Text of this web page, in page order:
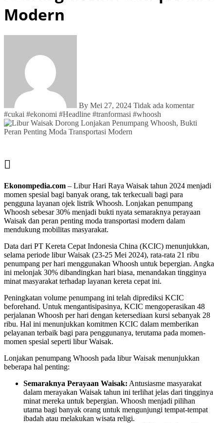
Modern
By Mei 27, 2024 Tidak ada komentar
#cukai #ekonomi #Headline #tranformasi #whoosh
Ekonompedia.com – Libur Hari Raya Waisak tahun 2024 menjadi
momen spesial bagi banyak orang, tak terkecuali bagi para
pengguna layanan ojek listrik Whoosh. Lonjakan penumpang
Whoosh sebesar 30% menjadi bukti nyata semaraknya perayaan
Waisak dan peran penting moda transportasi modern dalam
mendukung mobilitas masyarakat.
Data dari PT Kereta Cepat Indonesia China (KCIC) menunjukkan,
selama periode libur Waisak (23-25 Mei 2024), rata-rata 21 ribu
penumpang per hari menggunakan Whoosh untuk bepergian. Angka
ini melonjak 30% dibandingkan hari biasa, menandakan tingginya
minat masyarakat terhadap layanan kereta cepat ini.
Peningkatan volume penumpang ini telah diprediksi KCIC
beforehand. Untuk mengantisipasinya, KCIC mengoperasikan 48
perjalanan Whoosh per hari dengan ketersediaan kursi sebanyak 28
ribu. Hal ini menunjukkan komitmen KCIC dalam memberikan
pelayanan terbaik bagi para penggunanya, terutama pada momen-
momen spesial seperti libur Waisak.
Lonjakan penumpang Whoosh pada libur Waisak menunjukkan
beberapa hal penting:
Semaraknya Perayaan Waisak: Antusiasme masyarakat
dalam merayakan Waisak tahun ini terlihat jelas dari tingginya
minat mereka untuk bepergian. Whoosh menjadi pilihan
utama bagi banyak orang untuk mengunjungi tempat-tempat
ibadah atau melakukan wisata religi.